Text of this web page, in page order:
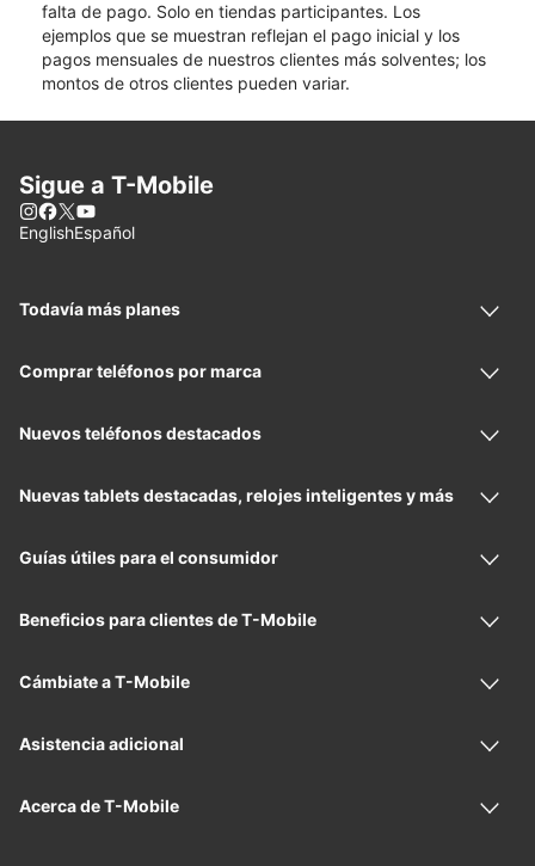
falta de pago. Solo en tiendas participantes. Los
ejemplos que se muestran reflejan el pago inicial y los
pagos mensuales de nuestros clientes más solventes; los
montos de otros clientes pueden variar.